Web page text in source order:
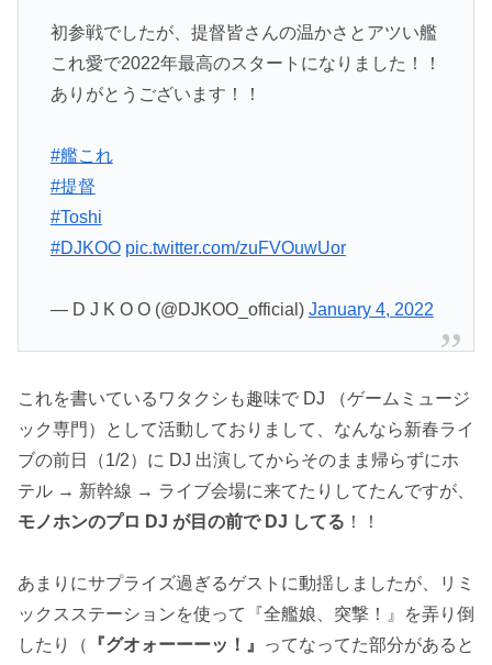
初参戦でしたが、提督皆さんの温かさとアツい艦
これ愛で2022年最高のスタートになりました！！
ありがとうございます！！
#艦これ
#提督
#Toshi
#DJKOO pic.twitter.com/zuFVOuwUor
— D J K O O (@DJKOO_official) January 4, 2022
これを書いているワタクシも趣味で DJ （ゲームミュージ
ック専門）として活動しておりまして、なんなら新春ライ
ブの前日（1/2）に DJ 出演してからそのまま帰らずにホ
テル → 新幹線 → ライブ会場に来てたりしてたんですが、
モノホンのプロ DJ が目の前で DJ してる ！！
あまりにサプライズ過ぎるゲストに動揺しましたが、リミ
ックスステーションを使って『全艦娘、突撃！』を弄り倒
したり（
『グオォーーーッ！』
ってなってた部分があると